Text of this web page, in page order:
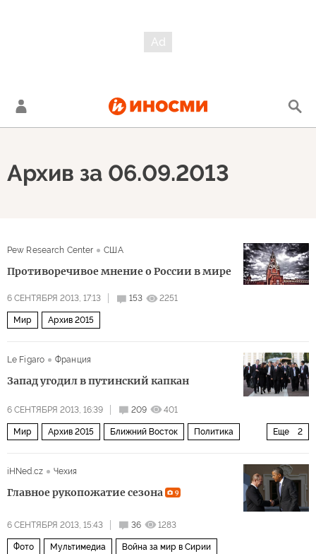
Архив за 06.09.2013
Pew Research Center США
Противоречивое мнение о России в мире
6 СЕНТЯБРЯ 2013, 17:13 153 2251
Мир Архив 2015
Le Figaro Франция
Запад угодил в путинский капкан
6 СЕНТЯБРЯ 2013, 16:39 209 401
Еще 2
Мир Архив 2015 Ближний Восток Политика
iHNed.cz
Чехия
Главное рукопожатие сезона 9
6 СЕНТЯБРЯ 2013, 15:43 36 1283
Фото Мультимедиа Война за мир в Сирии